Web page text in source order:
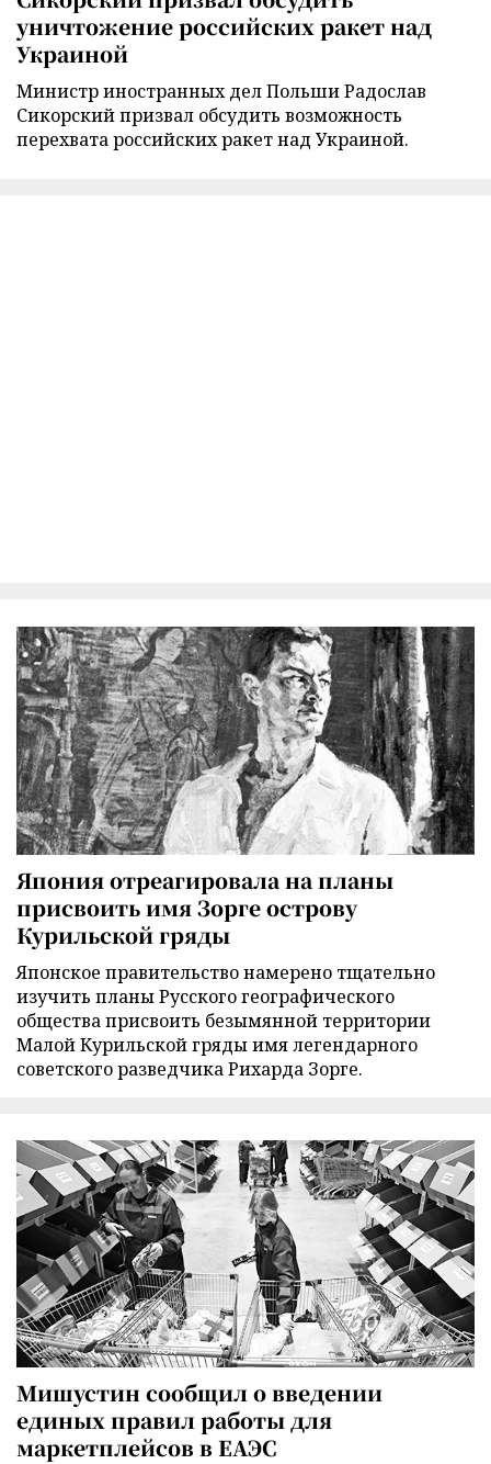
уничтожение российских ракет над
Украиной
Министр иностранных дел Польши Радослав
Сикорский призвал обсудить возможность
перехвата российских ракет над Украиной.
Япония отреагировала на планы
присвоить имя Зорге острову
Курильской гряды
Японское правительство намерено тщательно
изучить планы Русского географического
общества присвоить безымянной территории
Малой Курильской гряды имя легендарного
советского разведчика Рихарда Зорге.
Мишустин сообщил о введении
единых правил работы для
маркетплейсов в ЕАЭС